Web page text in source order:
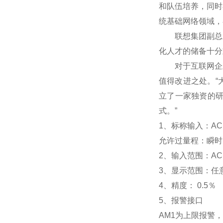
和队伍培养，同
统基础网络领域
联想集团副总裁
化人才的储备十
对于互联网企业
值得改进之处。“
立了一家独资的
式。”
1 、标称输入：
允许过量程：瞬
2 、输入范围：
3
显示范围： 任
4 、精度： 0.5％
5
报警接口
AM1为上限报警